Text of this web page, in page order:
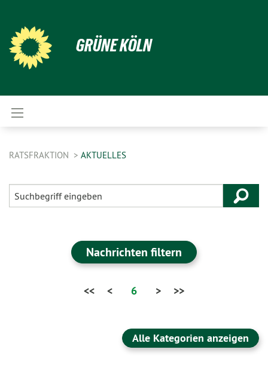
GRÜNE KÖLN
RATSFRAKTION AKTUELLES
Nachrichten filtern
<< < 6 > >>
Alle Kategorien anzeigen